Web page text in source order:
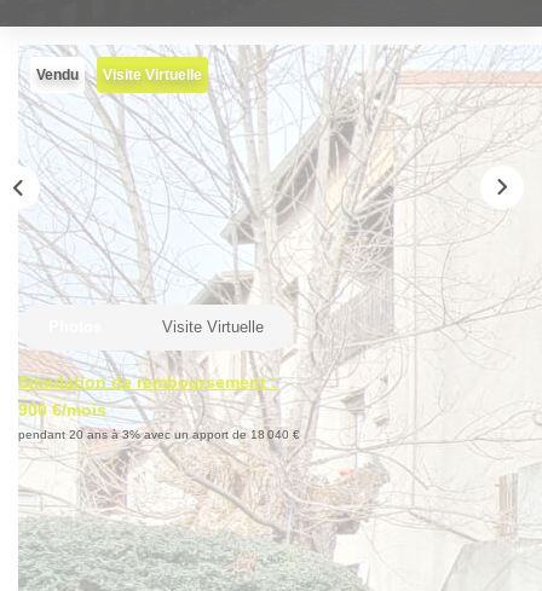
Locaux Professionnels
Maisons
Dossier De Candidature
ESTIMER
MON COMPTE
NOTRE AGENCE
Notre Histoire
Nos Services
Newsletters
Nous Rejoindre
Vendu Visite Virtuelle
Simulation de remboursement :
900 €/mois
pendant 20 ans à 3% avec un apport de 18 040 €
Visite Virtuelle
Description
Réf : 4508
Située au coeur de Vals-près-le-Puy, à proximité immédiate